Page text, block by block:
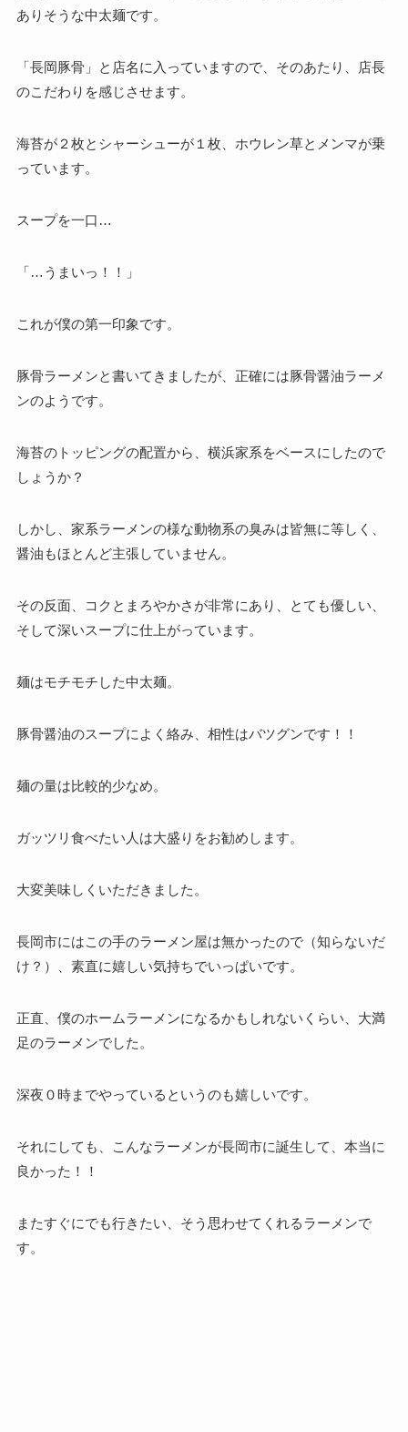
ありそうな中太麺です。
「長岡豚骨」と店名に入っていますので、そのあたり、店長
のこだわりを感じさせます。
海苔が２枚とシャーシューが１枚、ホウレン草とメンマが乗
っています。
スープを一口…
「…うまいっ！！」
これが僕の第一印象です。
豚骨ラーメンと書いてきましたが、正確には豚骨醤油ラーメ
ンのようです。
海苔のトッピングの配置から、横浜家系をベースにしたので
しょうか？
しかし、家系ラーメンの様な動物系の臭みは皆無に等しく、
醤油もほとんど主張していません。
その反面、コクとまろやかさが非常にあり、とても優しい、
そして深いスープに仕上がっています。
麺はモチモチした中太麺。
豚骨醤油のスープによく絡み、相性はバツグンです！！
麺の量は比較的少なめ。
ガッツリ食べたい人は大盛りをお勧めします。
大変美味しくいただきました。
長岡市にはこの手のラーメン屋は無かったので（知らないだ
け？）、素直に嬉しい気持ちでいっぱいです。
正直、僕のホームラーメンになるかもしれないくらい、大満
足のラーメンでした。
深夜０時までやっているというのも嬉しいです。
それにしても、こんなラーメンが長岡市に誕生して、本当に
良かった！！
またすぐにでも行きたい、そう思わせてくれるラーメンで
す。